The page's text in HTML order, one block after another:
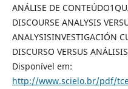
ANÁLISE DE
DISCOURSE ANALYSIS
ANALYSISINVESTIGACIÓN
DISCURSO VERSUS
Disponível em:
http://www.scielo.br/pdf/